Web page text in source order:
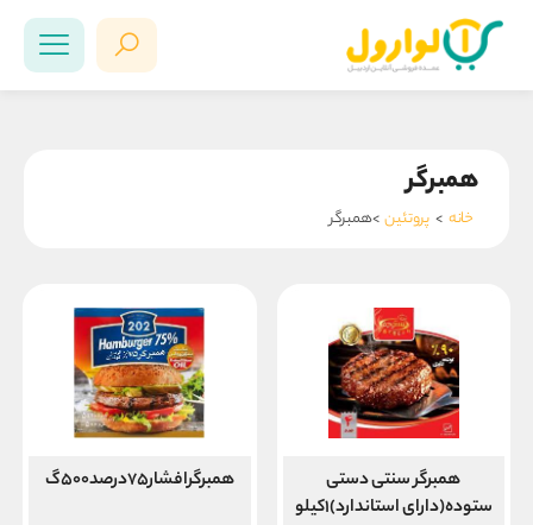
همبرگر
خانه > پروتئین >همبرگر
همبرگر سنتی دستی
ستوده(دارای استاندارد)۱کیلو
همبرگرافشار۷۵درصد۵۰۰گ